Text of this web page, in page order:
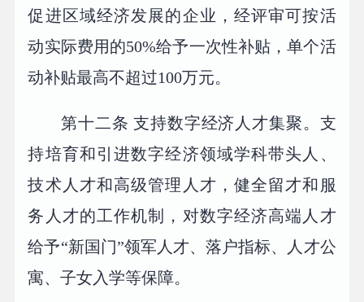
促进区域经济发展的企业，经评审可按活
动实际费用的50%给予一次性补贴，单个活
动补贴最高不超过100万元。
第十二条 支持数字经济人才集聚。支
持培育和引进数字经济领域学科带头人、
技术人才和高级管理人才，健全留才和服
务人才的工作机制，对数字经济高端人才
给予“新国门”领军人才、落户指标、人才公
寓、子女入学等保障。